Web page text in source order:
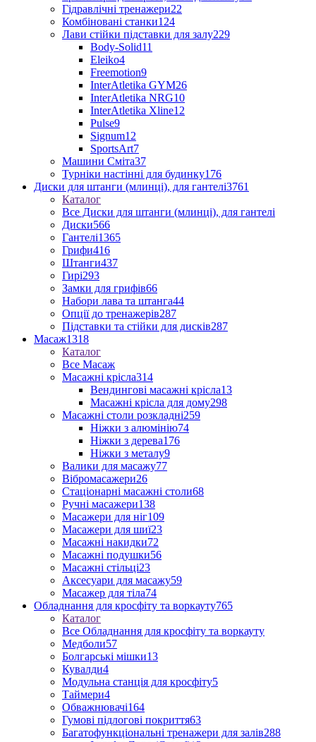
Гідравлічні тренажери22
Комбіновані станки124
Лави стійки підставки для залу229
Body-Solid11
Eleiko4
Freemotion9
InterAtletika GYM26
InterAtletika NRG10
InterAtletika Xline12
Pulse9
Signum12
SportsArt7
Машини Сміта37
Турніки настінні для будинку176
Диски для штанги (млинці), для гантелі3761
Каталог
Все Диски для штанги (млинці), для гантелі
Диски566
Гантелі1365
Грифи416
Штанги437
Гирі293
Замки для грифів66
Набори лава та штанга44
Опції до тренажерів287
Підставки та стійки для дисків287
Масаж1318
Каталог
Все Масаж
Масажні крісла314
Вендингові масажні крісла13
Масажні крісла для дому298
Масажні столи розкладні259
Ніжки з алюмінію74
Ніжки з дерева176
Ніжки з металу9
Валики для масажу77
Вібромасажери26
Стаціонарні масажні столи68
Ручні масажери138
Масажери для ніг109
Масажери для шиї23
Масажні накидки72
Масажні подушки56
Масажні стільці23
Аксесуари для масажу59
Масажер для тіла74
Обладнання для кросфіту та воркауту765
Каталог
Все Обладнання для кросфіту та воркауту
Медболи57
Болгарські мішки13
Кувалди4
Модульна станція для кросфіту5
Таймери4
Обважнювачі164
Гумові підлогові покриття63
Багатофункціональні тренажери для залів288